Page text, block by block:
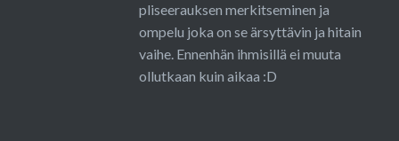
pliseerauksen merkitseminen ja
ompelu joka on se ärsyttävin ja hitain
vaihe. Ennenhän ihmisillä ei muuta
ollutkaan kuin aikaa :D